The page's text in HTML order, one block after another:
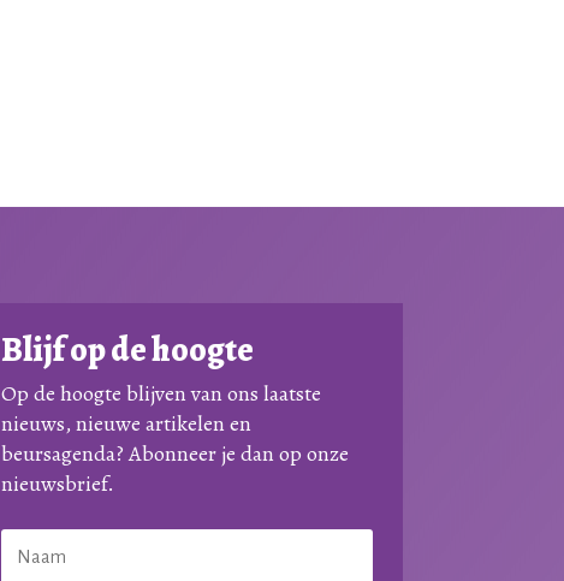
Blijf op de hoogte
Op de hoogte blijven van ons laatste
nieuws, nieuwe artikelen en
beursagenda? Abonneer je dan op onze
nieuwsbrief.